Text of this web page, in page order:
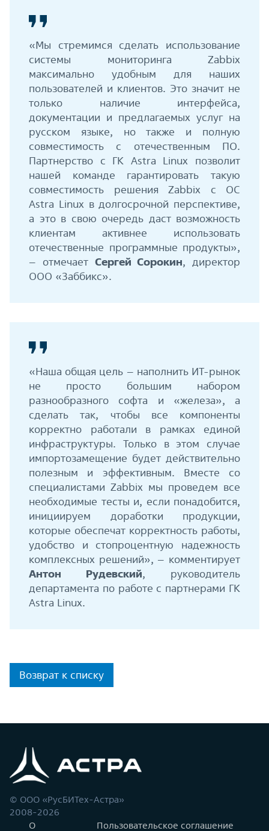
«Мы стремимся сделать использование
системы мониторинга Zabbix
максимально удобным для наших
пользователей и клиентов. Это значит не
только наличие интерфейса,
документации и предлагаемых услуг на
русском языке, но также и полную
совместимость с отечественным ПО.
Партнерство с ГК Astra Linux позволит
нашей команде гарантировать такую
совместимость решения Zabbix с ОС
Astra Linux в долгосрочной перспективе,
а это в свою очередь даст возможность
клиентам активнее использовать
отечественные программные продукты»,
– отмечает Сергей Сорокин , директор
ООО «Заббикс».
«Наша общая цель – наполнить ИТ-рынок
не просто большим набором
разнообразного софта и «железа», а
сделать так, чтобы все компоненты
корректно работали в рамках единой
инфраструктуры. Только в этом случае
импортозамещение будет действительно
полезным и эффективным. Вместе со
специалистами Zabbix мы проведем все
необходимые тесты и, если понадобится,
инициируем доработки продукции,
которые обеспечат корректность работы,
удобство и стопроцентную надежность
комплексных решений», – комментирует
Антон Рудевский , руководитель
департамента по работе с партнерами ГК
Astra Linux.
Возврат к списку
© ООО «РусБИТех-Астра»
2008-2026
О
Пользовательское соглашение